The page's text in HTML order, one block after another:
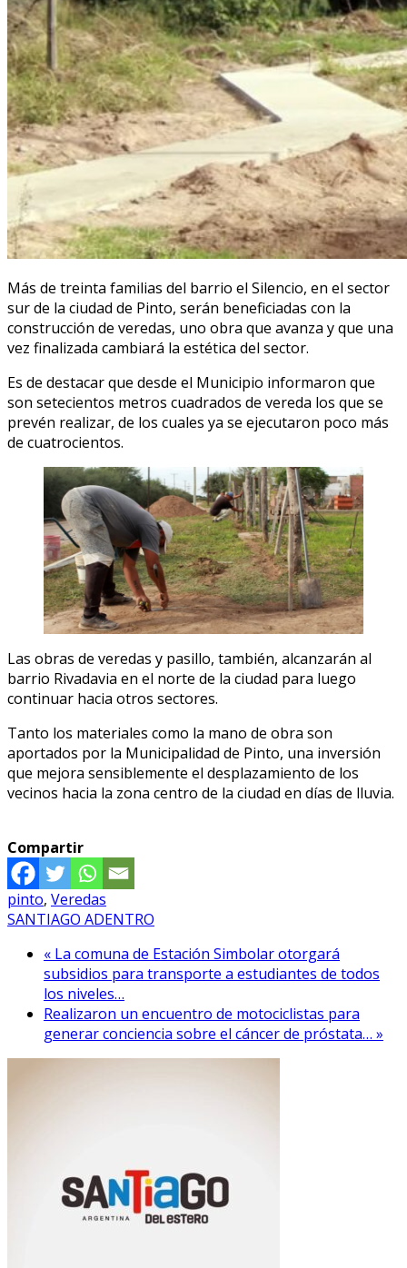
Más de treinta familias del barrio el Silencio, en el sector
sur de la ciudad de Pinto, serán beneficiadas con la
construcción de veredas, uno obra que avanza y que una
vez finalizada cambiará la estética del sector.
Es de destacar que desde el Municipio informaron que
son setecientos metros cuadrados de vereda los que se
prevén realizar, de los cuales ya se ejecutaron poco más
de cuatrocientos.
Las obras de veredas y pasillo, también, alcanzarán al
barrio Rivadavia en el norte de la ciudad para luego
continuar hacia otros sectores.
Tanto los materiales como la mano de obra son
aportados por la Municipalidad de Pinto, una inversión
que mejora sensiblemente el desplazamiento de los
vecinos hacia la zona centro de la ciudad en días de lluvia.
Compartir
pinto, Veredas
SANTIAGO ADENTRO
« La comuna de Estación Simbolar otorgará
subsidios para transporte a estudiantes de todos
los niveles…
Realizaron un encuentro de motociclistas para
generar conciencia sobre el cáncer de próstata… »